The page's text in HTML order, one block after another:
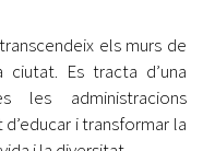
els murs de
Es tracta d’una
les administracions
i transformar la